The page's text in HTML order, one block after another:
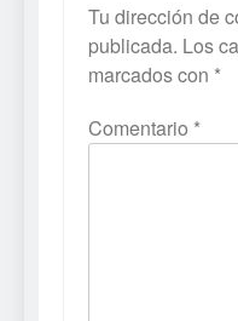
Tu dirección de
publicada. Los
marcados con *
Comentario *